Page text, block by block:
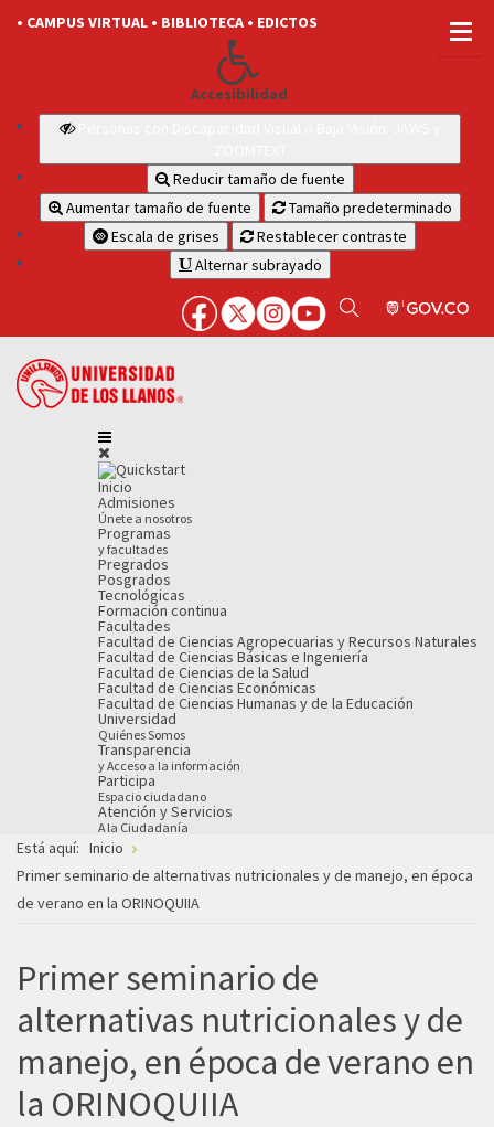
• CAMPUS VIRTUAL • BIBLIOTECA • EDICTOS
Accesibilidad
Reducir tamaño de fuente
Aumentar tamaño de fuente
Tamaño predeterminado
Escala de grises
Restablecer contraste
Alternar subrayado
Inicio
Admisiones
Únete a nosotros
Programas
y facultades
Pregrados
Posgrados
Tecnológicas
Formación continua
Facultades
Facultad de Ciencias Agropecuarias y Recursos Naturales
Facultad de Ciencias Básicas e Ingeniería
Facultad de Ciencias de la Salud
Facultad de Ciencias Económicas
Facultad de Ciencias Humanas y de la Educación
Universidad
Quiénes Somos
Transparencia
y Acceso a la información
Participa
Espacio ciudadano
Atención y Servicios
A la Ciudadanía
Está aquí: Inicio
Primer seminario de alternativas nutricionales y de manejo, en época
de verano en la ORINOQUIIA
Primer seminario de
alternativas nutricionales y de
manejo, en época de verano en
la ORINOQUIIA